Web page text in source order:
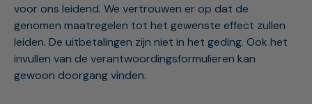
voor ons leidend. We vertrouwen er op dat de
genomen maatregelen tot het gewenste effect zullen
leiden. De uitbetalingen zijn niet in het geding. Ook het
invullen van de verantwoordingsformulieren kan
gewoon doorgang vinden.